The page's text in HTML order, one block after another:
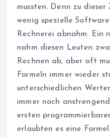
mussten. Denn zu
wenig spezielle
Rechnerei abnahm. Ein
nahm diesen Leuten
Rechnen ab, aber oft
Formeln immer wieder
unterschiedlichen
immer noch
ersten
erlaubten es eine